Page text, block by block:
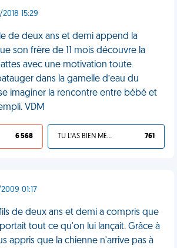
15:29
de deux ans et demi append la
son frère de 11 mois découvre la
avec une motivation toute
dans la gamelle d’eau du
imaginer la rencontre entre bébé et
VDM
6 568 TU L'AS BIEN MÉRITÉ 761
01:17
de deux ans et demi a compris que
tout ce qu'on lui lançait. Grâce à
appris que la chienne n'arrive pas à